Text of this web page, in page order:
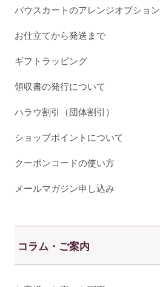
パウスカートのアレンジオプション
お仕立てから発送まで
ギフトラッピング
領収書の発行について
ハラウ割引（団体割引）
ショップポイントについて
クーポンコードの使い方
メールマガジン申し込み
コラム・ご案内